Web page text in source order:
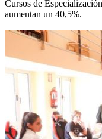
Cursos de
aumentan un 40,5%.